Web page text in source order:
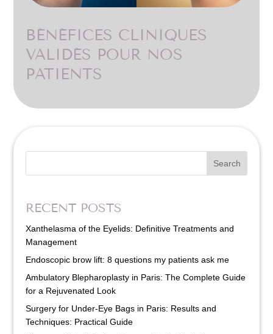
BÉNÉFICES CLINIQUES
VALIDÉS POUR NOS
PATIENTS
Search
RECENT POSTS
Xanthelasma of the Eyelids: Definitive Treatments and
Management
Endoscopic brow lift: 8 questions my patients ask me
Ambulatory Blepharoplasty in Paris: The Complete Guide
for a Rejuvenated Look
Surgery for Under-Eye Bags in Paris: Results and
Techniques: Practical Guide